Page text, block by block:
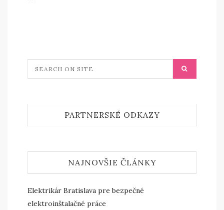
PARTNERSKÉ ODKAZY
NAJNOVŠIE ČLÁNKY
Elektrikár Bratislava pre bezpečné
elektroinštalačné práce